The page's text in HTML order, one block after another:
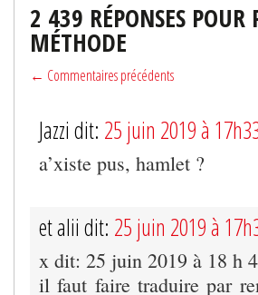
2 439 RÉPONSES
MÉTHODE
← Commentaires précédents
Jazzi dit: 25 juin 2019 à
a’xiste pus, hamlet ?
et alii dit: 25 juin 2019 à
x dit: 25 juin 2019 à 18 h
il faut faire traduire par